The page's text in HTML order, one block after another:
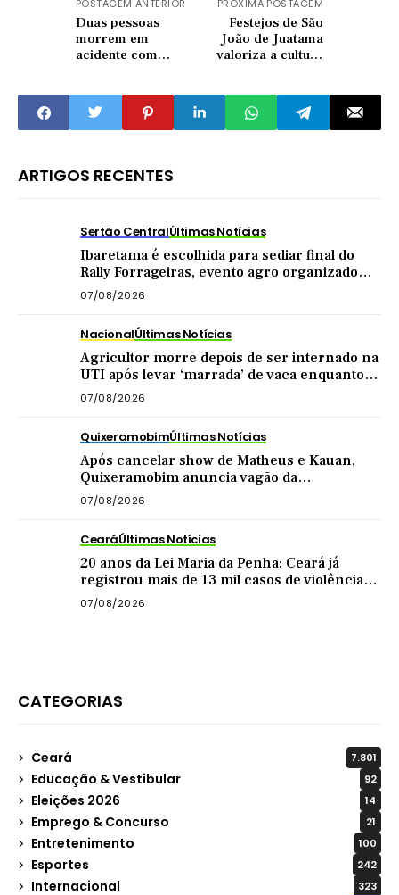
POSTAGEM ANTERIOR
Duas pessoas
morrem em
acidente com
de 40 romeiros em
Canindé
PRÓXIMA POSTAGEM
Festejos de São
João de Juatama
valoriza a cultura
ARTIGOS RECENTES
Sertão CentralÚltimas Notícias
Ibaretama é escolhida para sediar final do
Rally Forrageiras, evento agro organizado
pela CNA
07/08/2026
NacionalÚltimas Notícias
Agricultor morre depois de ser internado na
UTI após levar ‘marrada’ de vaca enquanto
tirava leite
07/08/2026
QuixeramobimÚltimas Notícias
Após cancelar show de Matheus e Kauan,
Quixeramobim anuncia vagão da
Transnordestina como atração de
aniversário do município
07/08/2026
CearáÚltimas Notícias
20 anos da Lei Maria da Penha: Ceará já
registrou mais de 13 mil casos de violência
contra mulher este ano
07/08/2026
CATEGORIAS
Ceará 7.801
Educação & Vestibular 92
Eleições 2026 14
Emprego & Concurso 21
Entretenimento 100
Esportes 242
Internacional 323